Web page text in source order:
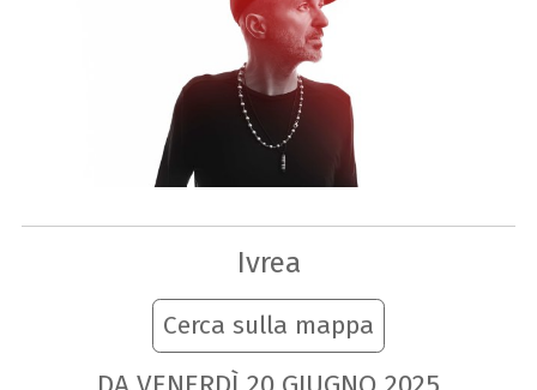
Ivrea
Cerca sulla mappa